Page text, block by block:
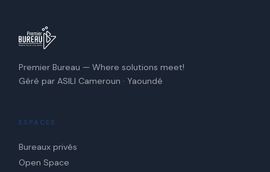
Premier Bureau — Where solutions meet!
Géré par ASILI Cameroun · Yaoundé
ESPACES
Bureaux privés
Open Space